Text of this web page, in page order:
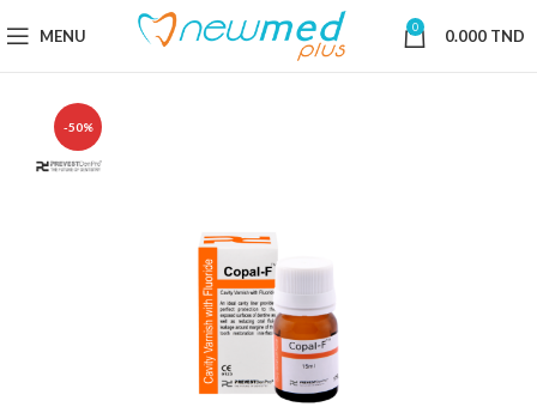
MENU 0 0.000 TND
-50%